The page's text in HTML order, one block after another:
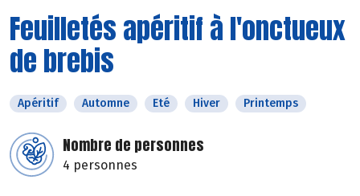
Feuilletés apéritif à l'onctueux
de brebis
Apéritif Automne Eté Hiver Printemps
Nombre de personnes
4 personnes